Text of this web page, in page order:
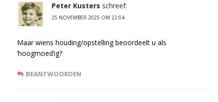
Peter Kusters schreef:
25 NOVEMBER 2025 OM 22:04
Maar wiens houding/opstelling beoordeelt u als
‘hoogmoed’ig?
BEANTWOORDEN